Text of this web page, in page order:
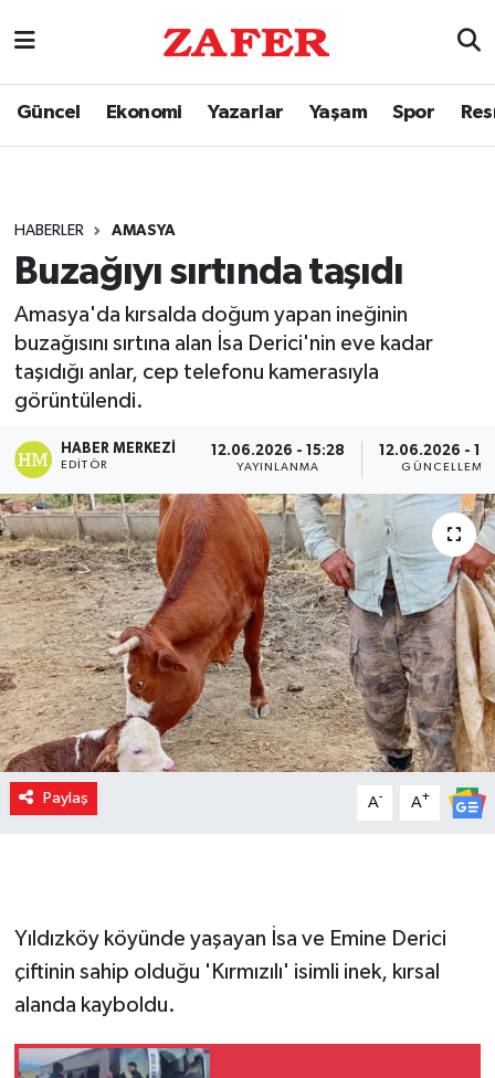
Güncel Ekonomi Yazarlar Yaşam Spor
HABERLER AMASYA
Buzağıyı sırtında taşıdı
Amasya'da kırsalda doğum yapan ineğinin
buzağısını sırtına alan İsa Derici'nin eve kadar
taşıdığı anlar, cep telefonu kamerasıyla
görüntülendi.
HABER MERKEZI
EDITÖR
12.06.2026 - 15:28
YAYINLANMA
12.06.2026 -
GÜNCELLEME
Paylaş A- A+
Yıldızköy köyünde yaşayan İsa ve Emine Derici
çiftinin sahip olduğu 'Kırmızılı' isimli inek, kırsal
alanda kayboldu.